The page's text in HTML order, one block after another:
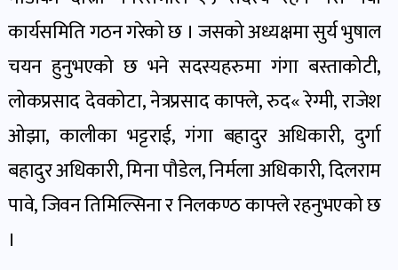
पर्यटन
खबर
शिक्षा
खबर
कार्यसमिति गठन गरेको छ । जसको अध्यक्षमा सुर्य भुषाल
चयन हुनुभएको छ भने सदस्यहरुमा गंगा बस्ताकोटी,
लोकप्रसाद देवकोटा, नेत्रप्रसाद काफ्ले, रुद« रेग्मी, राजेश
ओझा, कालीका भट्टराई, गंगा बहादुर अधिकारी, दुर्गा
बहादुर अधिकारी, मिना पौडेल, निर्मला अधिकारी, दिलराम
पावे, जिवन तिमिल्सिना र निलकण्ठ काफ्ले रहनुभएको छ
।